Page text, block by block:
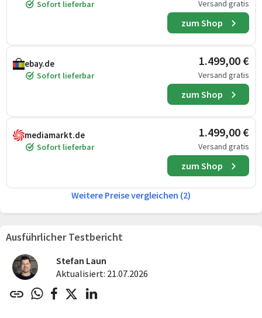
Sofort lieferbar Versand gratis
zum Shop
ebay.de
Sofort lieferbar
1.499,00 €
Versand gratis
zum Shop
mediamarkt.de
Sofort lieferbar
1.499,00 €
Versand gratis
zum Shop
Weitere Preise vergleichen (2)
Ausführlicher Testbericht
Stefan Laun
Aktualisiert: 21.07.2026